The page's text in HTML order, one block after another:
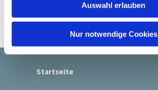
Auswahl erlauben
Nur notwendige Cookies
Startseite